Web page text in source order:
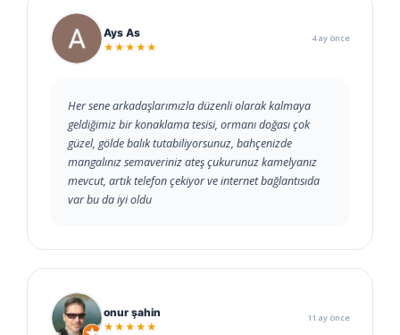
Ays As
★★★★★
4 ay önce
Her sene arkadaşlarımızla düzenli olarak kalmaya
geldiğimiz bir konaklama tesisi, ormanı doğası çok
güzel, gölde balık tutabiliyorsunuz, bahçenizde
mangalınız semaveriniz ateş çukurunuz kamelyanız
mevcut, artık telefon çekiyor ve internet bağlantısıda
var bu da iyi oldu
onur şahin
★★★★★
11 ay önce